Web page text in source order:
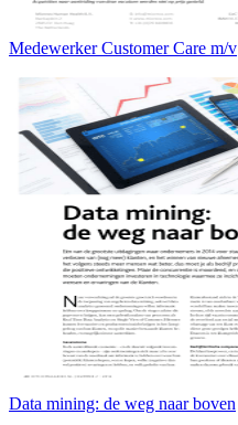
Medewerker Customer Care m/v
Data mining: de weg naar boven